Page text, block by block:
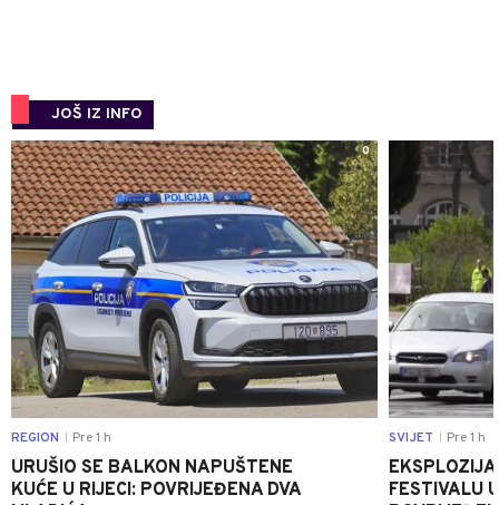
JOŠ IZ INFO
0
REGION Pre 1 h
URUŠIO SE BALKON NAPUŠTENE
KUĆE U RIJECI: POVRIJEĐENA DVA
SVIJET Pre 1 h
FESTIVALU